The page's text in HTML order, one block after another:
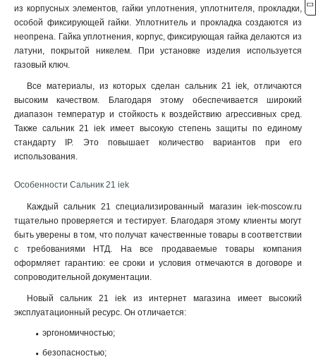
из корпусных элементов, гайки уплотнения, уплотнителя, прокладки,
особой фиксирующей гайки. Уплотнитель и прокладка создаются из
неопрена. Гайка уплотнения, корпус, фиксирующая гайка делаются из
латуни, покрытой никелем. При установке изделия используется
газовый ключ.
Все материалы, из которых сделан сальник 21 iek, отличаются
высоким качеством. Благодаря этому обеспечивается широкий
диапазон температур и стойкость к воздействию агрессивных сред.
Также сальник 21 iek имеет высокую степень защиты по единому
стандарту IP. Это повышает количество вариантов при его
использования.
Особенности Сальник 21 iek
Каждый сальник 21 специализированный магазин iek-moscow.ru
тщательно проверяется и тестирует. Благодаря этому клиенты могут
быть уверены в том, что получат качественные товары в соответствии
с требованиями НТД. На все продаваемые товары компания
оформляет гарантию: ее сроки и условия отмечаются в договоре и
сопроводительной документации.
Новый сальник 21 iek из интернет магазина имеет высокий
эксплуатационный ресурс. Он отличается:
эргономичностью;
безопасностью;